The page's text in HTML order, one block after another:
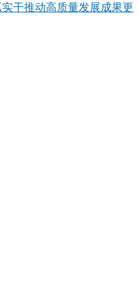
干推动高质量发展成果更